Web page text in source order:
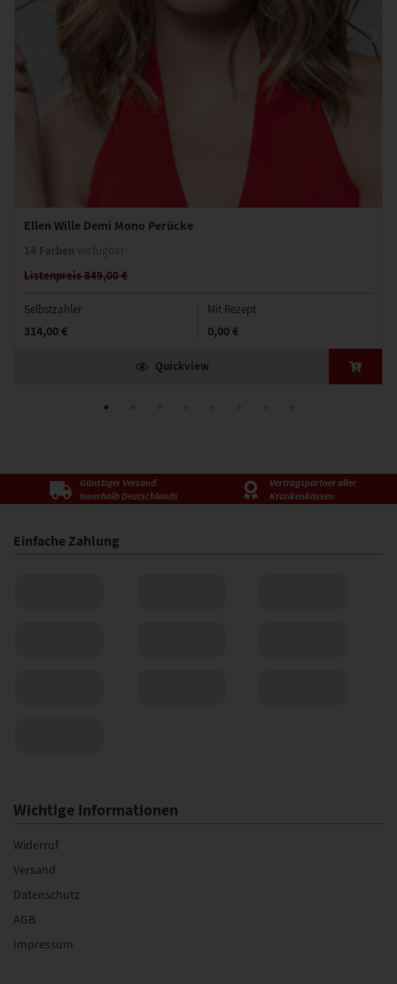
Ellen Wille Demi Mono Perücke
Listenpreis 849,00 €
Selbstzahler
314,00 €
Mit Rezept
0,00 €
Quickview
Günstiger Versand
innerhalb Deutschlands
Vertragspartner aller
Krankenkassen
Einfache Zahlung
Wichtige Informationen
Widerruf
Versand
Datenschutz
AGB
Impressum